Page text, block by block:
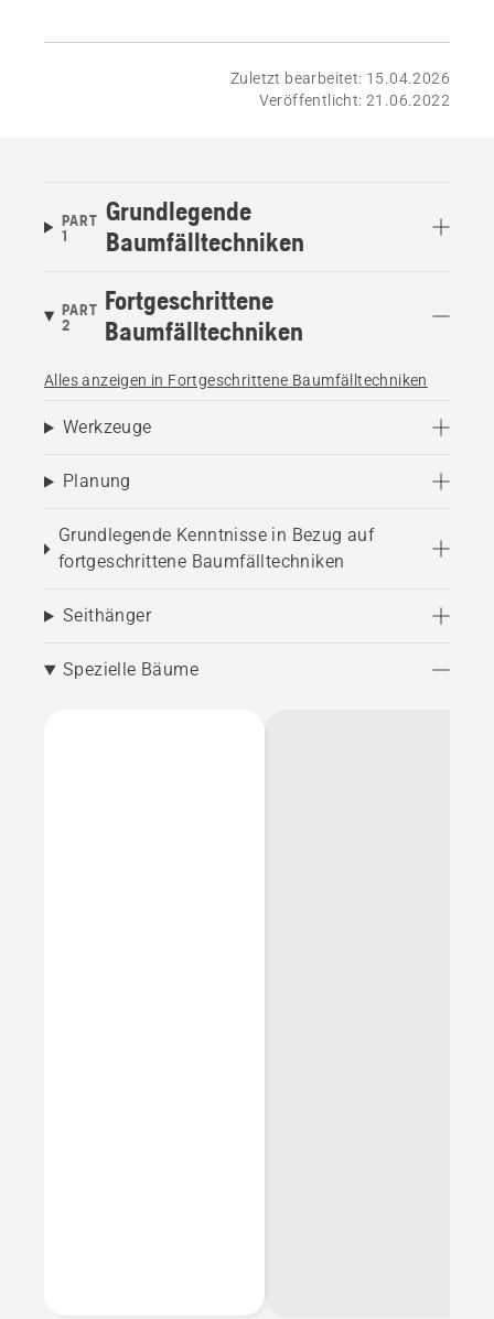
Zuletzt bearbeitet: 15.04.2026
Veröffentlicht: 21.06.2022
PART
1
Grundlegende
Baumfälltechniken
PART
2
Fortgeschrittene
Baumfälltechniken
Alles anzeigen in Fortgeschrittene Baumfälltechniken
Werkzeuge
Planung
Grundlegende Kenntnisse in Bezug auf
fortgeschrittene Baumfälltechniken
Seithänger
Spezielle Bäume